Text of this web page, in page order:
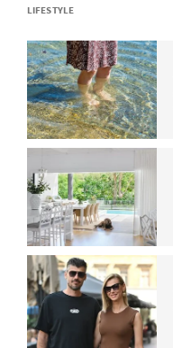
LIFESTYLE